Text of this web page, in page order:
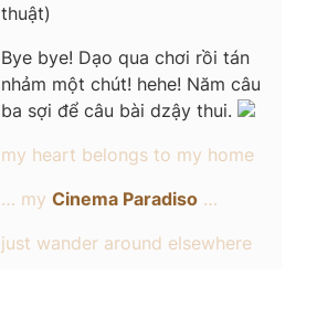
thuật)
Bye bye! Dạo qua chơi rồi tán
nhảm một chút! hehe! Năm câu
ba sợi để câu bài dzậy thui.
my heart belongs to my home
… my Cinema Paradiso …
just wander around elsewhere